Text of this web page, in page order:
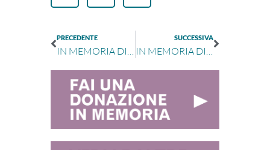
PRECEDENTE
IN MEMORIA DI DIEGO PASTORINO
SUCCESSIVA
IN MEMORIA DI PIERLUIGI BRUNI